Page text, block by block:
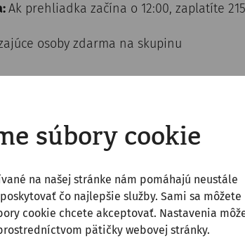
súbory cookie
na našej stránke nám pomáhajú neustále
čo najlepšie služby. Sami sa môžete
cookie chcete akceptovať. Nastavenia
pätičky webovej stránky.
Ak prehliadka začína o 12:00, zaplatíte
osoby zdarma na skupinu